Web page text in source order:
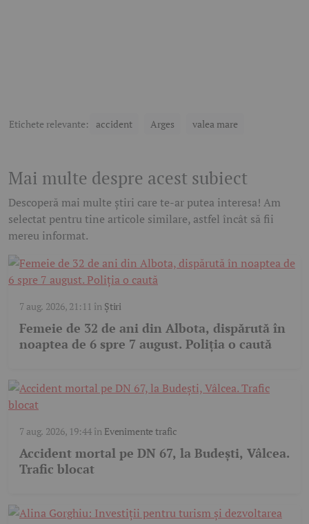
Etichete relevante: accident Arges valea mare
Mai multe despre acest subiect
Descoperă mai multe știri care te-ar putea interesa! Am
selectat pentru tine articole similare, astfel încât să fii
mereu informat.
7 aug. 2026, 21:11 în Știri
Femeie de 32 de ani din Albota, dispărută în
noaptea de 6 spre 7 august. Poliția o caută
7 aug. 2026, 19:44în Evenimente trafic
Accident mortal pe DN 67, la Budești, Vâlcea.
Trafic blocat